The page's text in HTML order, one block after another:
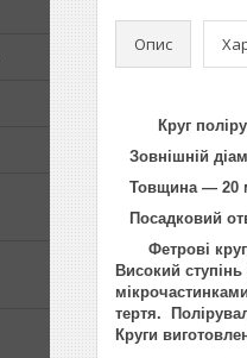
Опис
Круг
Зовнішній
Товщина — 20
Посадковий
Фетрові
Високий
тертя.
Круги